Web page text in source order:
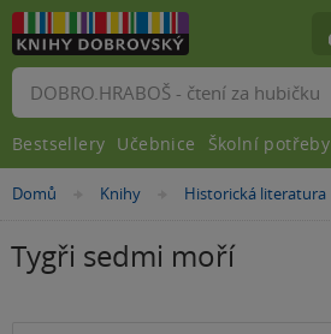
Nacházíte
zde:
Domů »
Knihy »Historická literatura
Tygři sedmi moří
Vyhledávání
Bestsellery Učebnice Školní potřeby